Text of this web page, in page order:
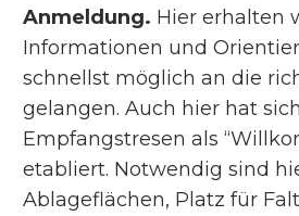
Anmeldung. Hier erhalten
Informationen und
schnellst möglich an die
gelangen. Auch hier hat
Empfangstresen als
etabliert. Notwendig sind
Ablageflächen, Platz für